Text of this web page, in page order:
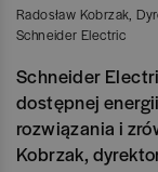
Radosław Kobrzak,
Schneider Electric
Schneider
dostępnej
rozwiązania i
Kobrzak,